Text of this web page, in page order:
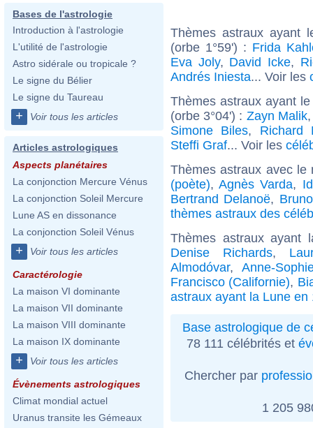
Bases de l'astrologie
Introduction à l'astrologie
L'utilité de l'astrologie
Astro sidérale ou tropicale ?
Le signe du Bélier
Le signe du Taureau
+ Voir tous les articles
Articles astrologiques
Aspects planétaires
La conjonction Mercure Vénus
La conjonction Soleil Mercure
Lune AS en dissonance
La conjonction Soleil Vénus
+ Voir tous les articles
Caractérologie
La maison VI dominante
La maison VII dominante
La maison VIII dominante
La maison IX dominante
+ Voir tous les articles
Évènements astrologiques
Climat mondial actuel
Uranus transite les Gémeaux
Thèmes astraux ayant
(orbe 1°59') : Frida
Eva Joly, David Icke,
Andrés Iniesta... Voir les
Thèmes astraux ayant
(orbe 3°04') : Zayn Malik
Simone Biles, Richard
Steffi Graf... Voir les
Thèmes astraux avec
(poète),Agnès Varda,
Bertrand Delanoë,
thèmes astraux des
Thèmes astraux
Denise Richards,
Almodóvar, Anne-
Francisco (Californie),
astraux ayant la Lune en
Base astrologique de
78 111 célébrités et
Chercher par
1 205